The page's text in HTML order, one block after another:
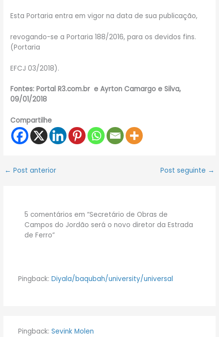
Esta Portaria entra em vigor na data de sua publicação,
revogando-se a Portaria 188/2016, para os devidos fins.
(Portaria
EFCJ 03/2018).
Fontes: Portal R3.com.br e Ayrton Camargo e Silva,
09/01/2018
Compartilhe
← Post anterior Post seguinte →
5 comentários em “Secretário de Obras de
Campos do Jordão será o novo diretor da Estrada
de Ferro”
Pingback: Diyala/baqubah/university/universal
Pingback: Sevink Molen